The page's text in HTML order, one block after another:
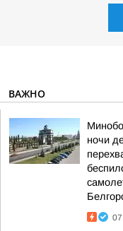
ВАЖНО
ночи